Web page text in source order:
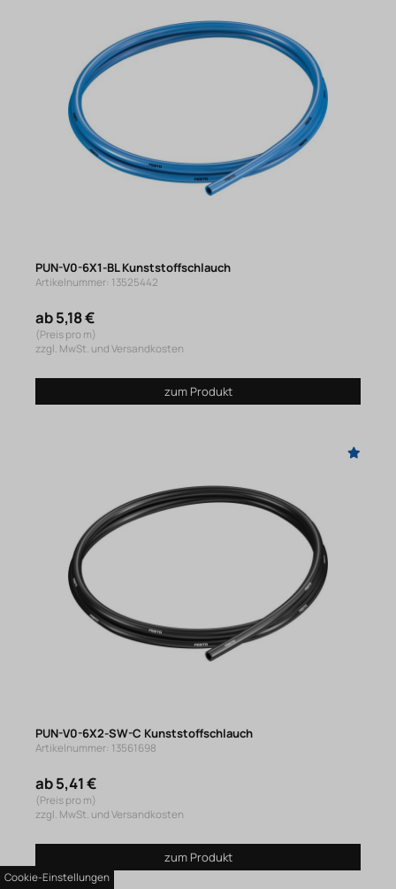
PUN-V0-6X1-BL Kunststoffschlauch
Artikelnummer: 13525442
ab 5,18 €
(Preis pro m)
zzgl. MwSt. und Versandkosten
zum Produkt
PUN-V0-6X2-SW-C Kunststoffschlauch
Artikelnummer: 13561698
ab 5,41 €
(Preis pro m)
zzgl. MwSt. und Versandkosten
zum Produkt
Cookie-Einstellungen